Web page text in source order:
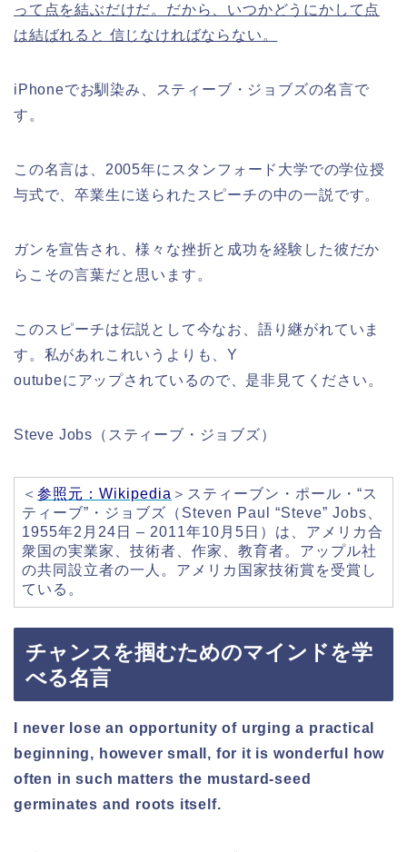
って点を結ぶだけだ。だから、いつかどうにかして点
は結ばれると 信じなければならない。
iPhoneでお馴染み、スティーブ・ジョブズの名言で
す。
この名言は、2005年にスタンフォード大学での学位授
与式で、卒業生に送られたスピーチの中の一説です。
ガンを宣告され、様々な挫折と成功を経験した彼だか
らこその言葉だと思います。
このスピーチは伝説として今なお、語り継がれていま
す。私があれこれいうよりも、Y
outubeにアップされているので、是非見てください。
Steve Jobs（スティーブ・ジョブズ）
＜ 参照元：Wikipedia ＞スティーブン・ポール・“ス
ティーブ”・ジョブズ（Steven Paul “Steve” Jobs、
1955年2月24日 – 2011年10月5日）は、アメリカ合
衆国の実業家、技術者、作家、教育者。アップル社
の共同設立者の一人。アメリカ国家技術賞を受賞し
ている。
チャンスを掴むためのマインドを学
べる名言
I never lose an opportunity of urging a practical
beginning, however small, for it is wonderful how
often in such matters the mustard-seed
germinates and roots itself.